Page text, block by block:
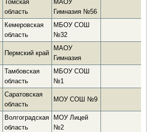
Томская
область
МАОУ
Гимназия №56
Кемеровская
область
МБОУ СОШ
№32
Пермский край
МАОУ
Гимназия
Тамбовская
область
МБОУ СОШ
№1
Саратовская
область
МОУ СОШ №9
Волгоградская
область
МОУ Лицей
№2